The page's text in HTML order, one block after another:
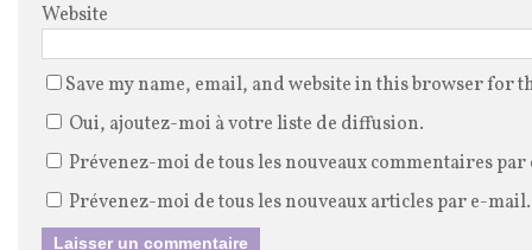
Website
Save my name, email, and website in this browser for
Oui, ajoutez-moi à votre liste de diffusion.
Prévenez-moi de tous les nouveaux commentaires
Prévenez-moi de tous les nouveaux articles par e-mail.